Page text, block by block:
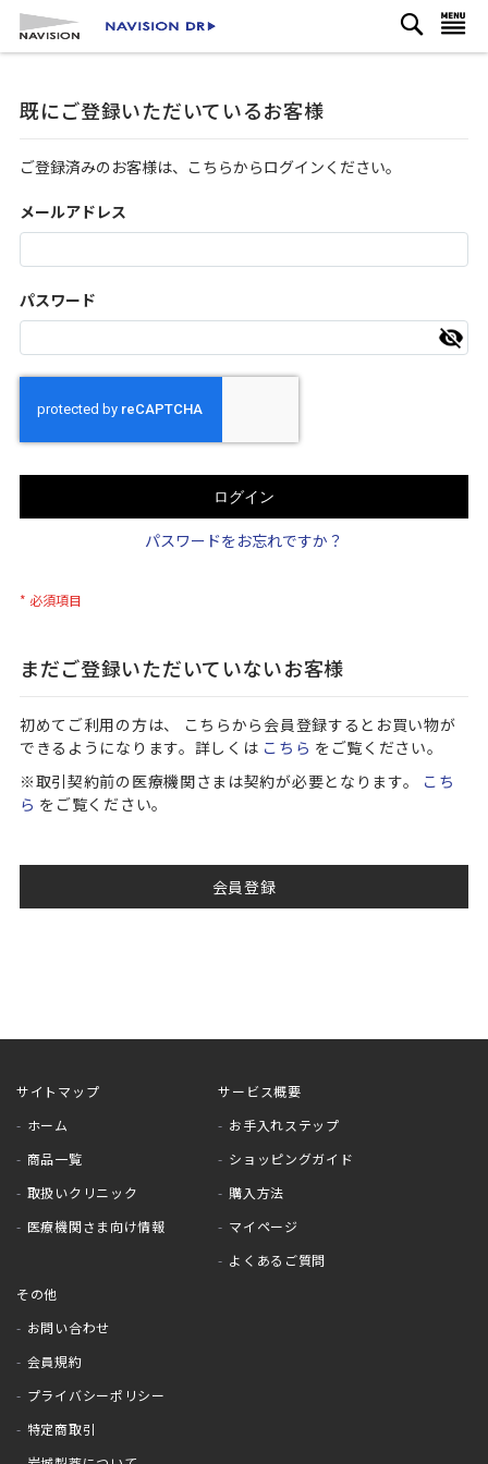
コ
ン
ツ
ス
ッ
プ
検
索
既にご登録いただいているお客様
ご登録済みのお客様は、こちらからログインください。
メールアドレス
パスワード
ログイン
パスワードをお忘れですか？
まだご登録いただいていないお客様
初めてご利用の方は、 こちらから会員登録するとお買い物が
できるようになります。詳しくは こちら をご覧ください。
※取引契約前の医療機関さまは契約が必要となります。 こち
ら をご覧ください。
会員登録
サイトマップ
ホーム
商品一覧
取扱いクリニック
医療機関さま向け情報
サービス概要
お手入れステップ
ショッピングガイド
購入方法
マイページ
よくあるご質問
その他
お問い合わせ
会員規約
プライバシーポリシー
特定商取引